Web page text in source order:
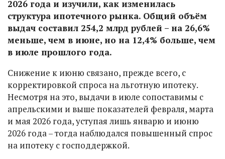
2026 года и изучили, как изменилась
структура ипотечного рынка. Общий объём
выдач составил 254,2 млрд рублей – на 26,6%
меньше, чем в июне, но на 12,4% больше, чем
в июле прошлого года.
Снижение к июню связано, прежде всего, с
корректировкой спроса на льготную ипотеку.
Несмотря на это, выдачи в июле сопоставимы с
апрельскими и выше показателей февраля, марта
и мая 2026 года, уступая лишь январю и июню
2026 года – тогда наблюдался повышенный спрос
на ипотеку с господдержкой.